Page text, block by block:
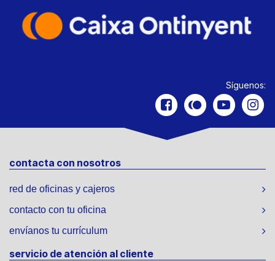
Síguenos:
contacta con nosotros
red de oficinas y cajeros
contacto con tu oficina
envíanos tu currículum
servicio de atención al cliente